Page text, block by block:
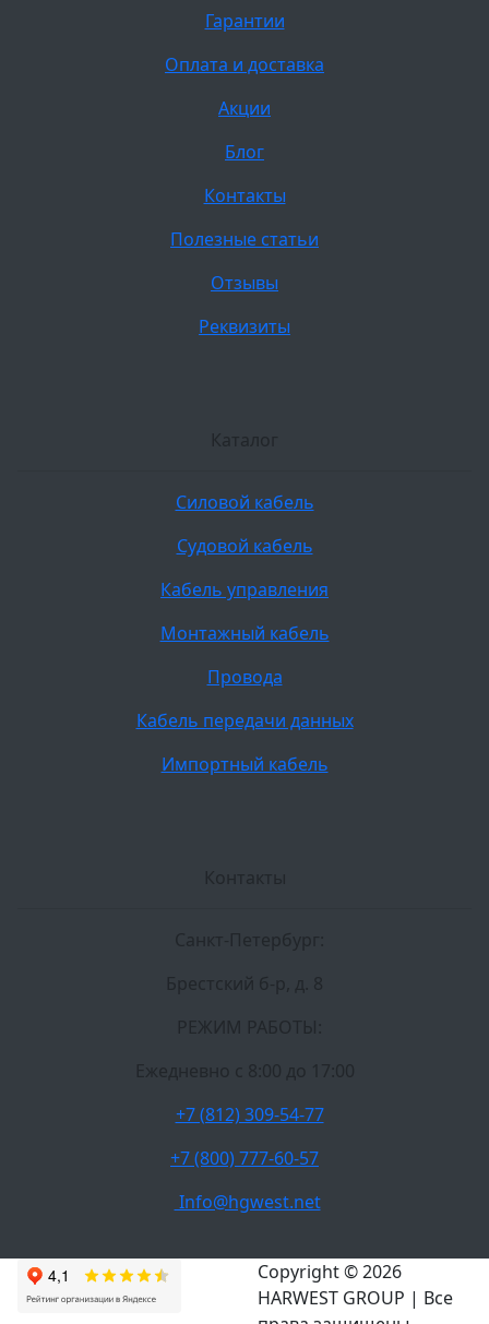
Гарантии
Оплата и доставка
Акции
Блог
Контакты
Полезные статьи
Отзывы
Реквизиты
Каталог
Силовой кабель
Судовой кабель
Кабель управления
Монтажный кабель
Провода
Кабель передачи данных
Импортный кабель
Контакты
Санкт-Петербург:
Брестский б-р, д. 8
РЕЖИМ РАБОТЫ:
Ежедневно c 8:00 до 17:00
+7 (812) 309-54-77
+7 (800) 777-60-57
Info@hgwest.net
Copyright © 2026
HARWEST GROUP | Все